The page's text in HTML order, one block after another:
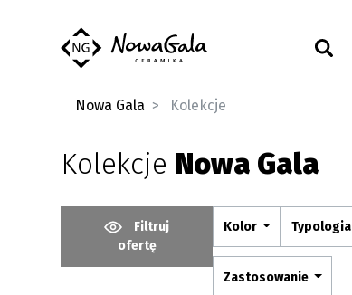
Nowa Gala Kolekcje
Kolekcje Nowa Gala
Filtruj
ofertę
Kolor Typologia
Zastosowanie